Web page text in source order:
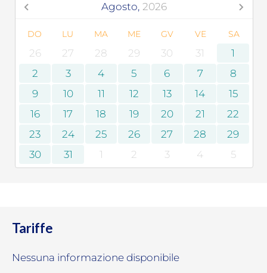
Agosto, 2026
DO LU MA ME GV VE SA
26 27 28 29 30 31
1
2
3 4 5 6 7
8
9
10 11 12 13 14
15
16
17 18 19 20 21
22
23
24 25 26 27 28
29
30
31 1 2 3 4 5
Tariffe
Nessuna informazione disponibile